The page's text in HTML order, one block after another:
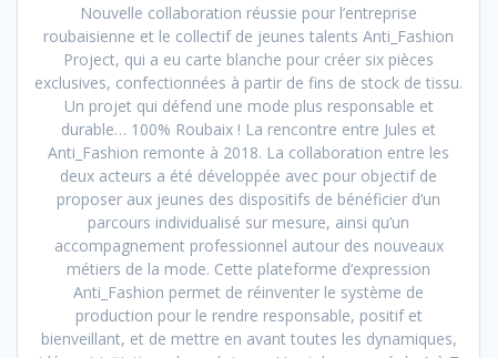
Nouvelle collaboration réussie pour l’entreprise
roubaisienne et le collectif de jeunes talents Anti_Fashion
Project, qui a eu carte blanche pour créer six pièces
exclusives, confectionnées à partir de fins de stock de tissu.
Un projet qui défend une mode plus responsable et
durable… 100% Roubaix ! La rencontre entre Jules et
Anti_Fashion remonte à 2018. La collaboration entre les
deux acteurs a été développée avec pour objectif de
proposer aux jeunes des dispositifs de bénéficier d’un
parcours individualisé sur mesure, ainsi qu’un
accompagnement professionnel autour des nouveaux
métiers de la mode. Cette plateforme d’expression
Anti_Fashion permet de réinventer le système de
production pour le rendre responsable, positif et
bienveillant, et de mettre en avant toutes les dynamiques,